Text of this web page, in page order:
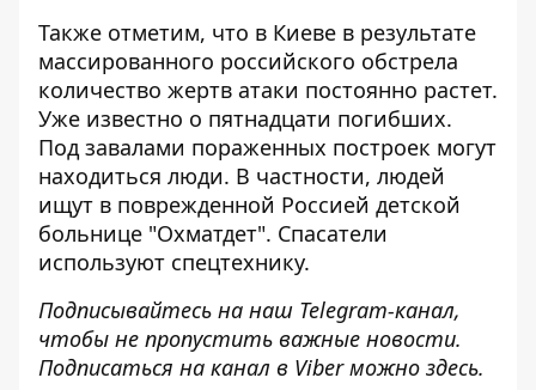
Также отметим, что в Киеве в результате
массированного российского обстрела
количество жертв атаки постоянно растет.
Уже известно о пятнадцати погибших.
Под завалами пораженных построек могут
находиться люди. В частности, людей
ищут в поврежденной Россией детской
больнице "Охматдет". Спасатели
используют спецтехнику.
Подписывайтесь на наш Telegram-канал,
чтобы не пропустить важные новости.
Подписаться на канал в Viber можно здесь.